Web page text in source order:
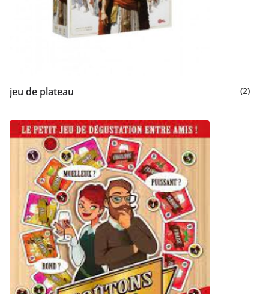
jeu de plateau (2)